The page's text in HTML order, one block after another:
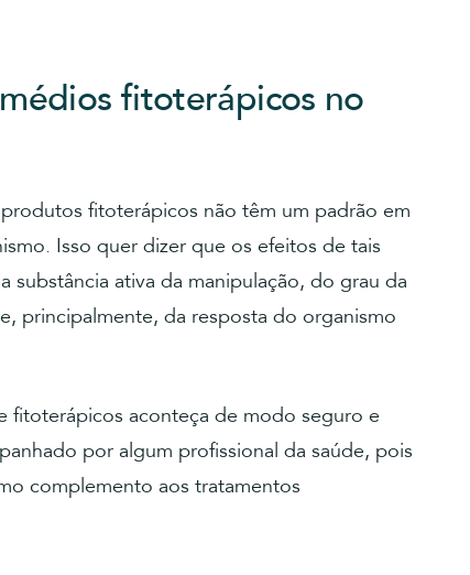
fitoterápicos no
fitoterápicos não têm um padrão em
Isso quer dizer que os efeitos de tais
substância ativa da manipulação, do grau da
principalmente, da resposta do organismo
fitoterápicos aconteça de modo seguro e
por algum profissional da saúde, pois
complemento aos tratamentos